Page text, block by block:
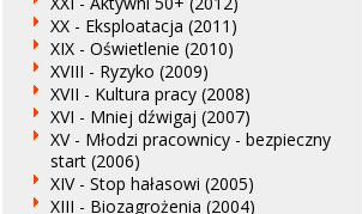
XX - Eksploatacja (2011)
XIX - Oświetlenie (2010)
XVIII - Ryzyko (2009)
XVII - Kultura pracy (2008)
XVI - Mniej dźwigaj (2007)
XV - Młodzi pracownicy - bezpieczny
start (2006)
XIV - Stop hałasowi (2005)
XIII - Biozagrożenia (2004)